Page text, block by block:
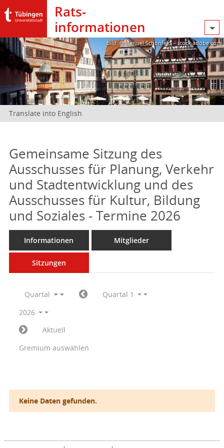
Rats­
informationen
Bild: @Manuel Schönfeld – stock.adobe.com
Translate into English
Gemeinsame Sitzung des
Ausschusses für Planung, Verkehr
und Stadtentwicklung und des
Ausschusses für Kultur, Bildung
und Soziales - Termine 2026
Informationen Mitglieder
Sitzungen
Quartal
Quartal 1
2026
Aktuell
Gremium auswählen
Keine Daten gefunden.